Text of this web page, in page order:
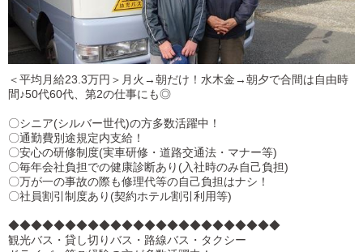
＜平均月給23.3万円＞月火→朝だけ！水木金→朝夕で合間は自由時
間♪50代60代、第2の仕事にも◎
〇シニア(シルバー世代)の方多数活躍中！
〇通勤費別途規定内支給！
〇安心の研修制度(実車研修・道路交通法・マナー等)
〇毎年会社負担での健康診断あり(入社時のみ自己負担)
〇万が一の事故の際も修理代等の自己負担はナシ！
〇社員割引制度あり(契約ホテル割引利用等)
◆◆◆◆◆◆◆◆◆◆◆◆◆◆◆◆◆◆◆◆◆◆◆◆
観光バス・貸し切りバス・路線バス・タクシー